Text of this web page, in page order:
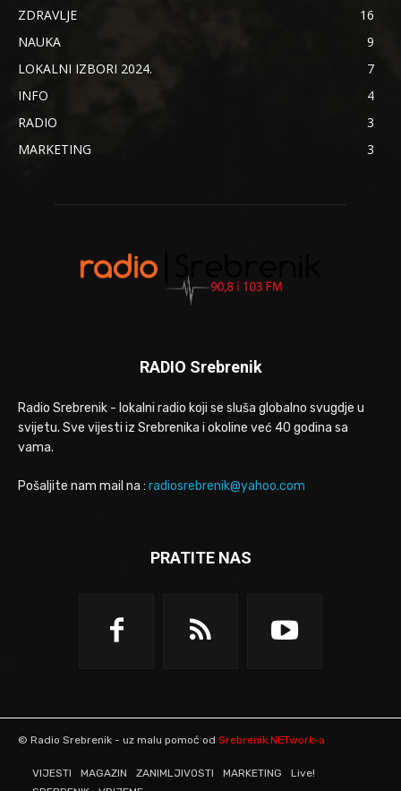
ZDRAVLJE
16
NAUKA
9
LOKALNI IZBORI 2024.
7
INFO
4
RADIO
3
MARKETING
3
RADIO Srebrenik
Radio Srebrenik - lokalni radio koji se sluša globalno svugdje u
svijetu. Sve vijesti iz Srebrenika i okoline već 40 godina sa
vama.
Pošaljite nam mail na : radiosrebrenik@yahoo.com
PRATITE NAS
© Radio Srebrenik - uz malu pomoć od Srebrenik.NETwork-a
VIJESTI MAGAZIN ZANIMLJIVOSTI MARKETING
Live!